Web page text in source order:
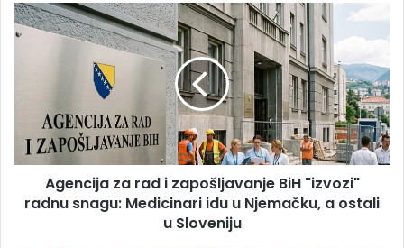
Agencija
za
"izvozi"
radnu
snagu:
Medicinari
idu
Agencija za rad i zapošljavanje BiH "izvozi"
radnu snagu: Medicinari idu u Njemačku, a ostali
u Sloveniju